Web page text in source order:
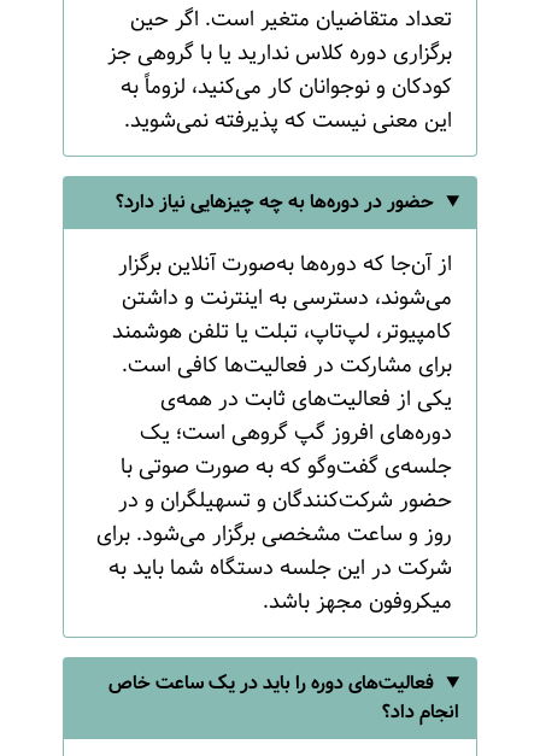
تعداد متقاضیان متغیر است. اگر حین
برگزاری دوره کلاس ندارید یا با گروهی جز
کودکان و نوجوانان کار می‌کنید، لزوماً به
این معنی نیست که پذیرفته نمی‌شوید.
حضور در دوره‌ها به چه چیزهایی نیاز دارد؟
از آن‌جا که دوره‌ها به‌صورت آنلاین برگزار
می‌شوند، دسترسی به اینترنت و داشتن
کامپیوتر، لپ‌تاپ، تبلت یا تلفن هوشمند
برای مشارکت در فعالیت‌ها کافی است.
یکی از فعالیت‌های ثابت در همه‌ی
دوره‌های افروز گپ گروهی است؛ یک
جلسه‌ی گفت‌وگو که به صورت صوتی با
حضور شرکت‌کنندگان و تسهیلگران و در
روز و ساعت مشخصی برگزار می‌شود. برای
شرکت در این جلسه دستگاه شما باید به
میکروفون مجهز باشد.
فعالیت‌های دوره را باید در یک ساعت خاص
انجام داد؟